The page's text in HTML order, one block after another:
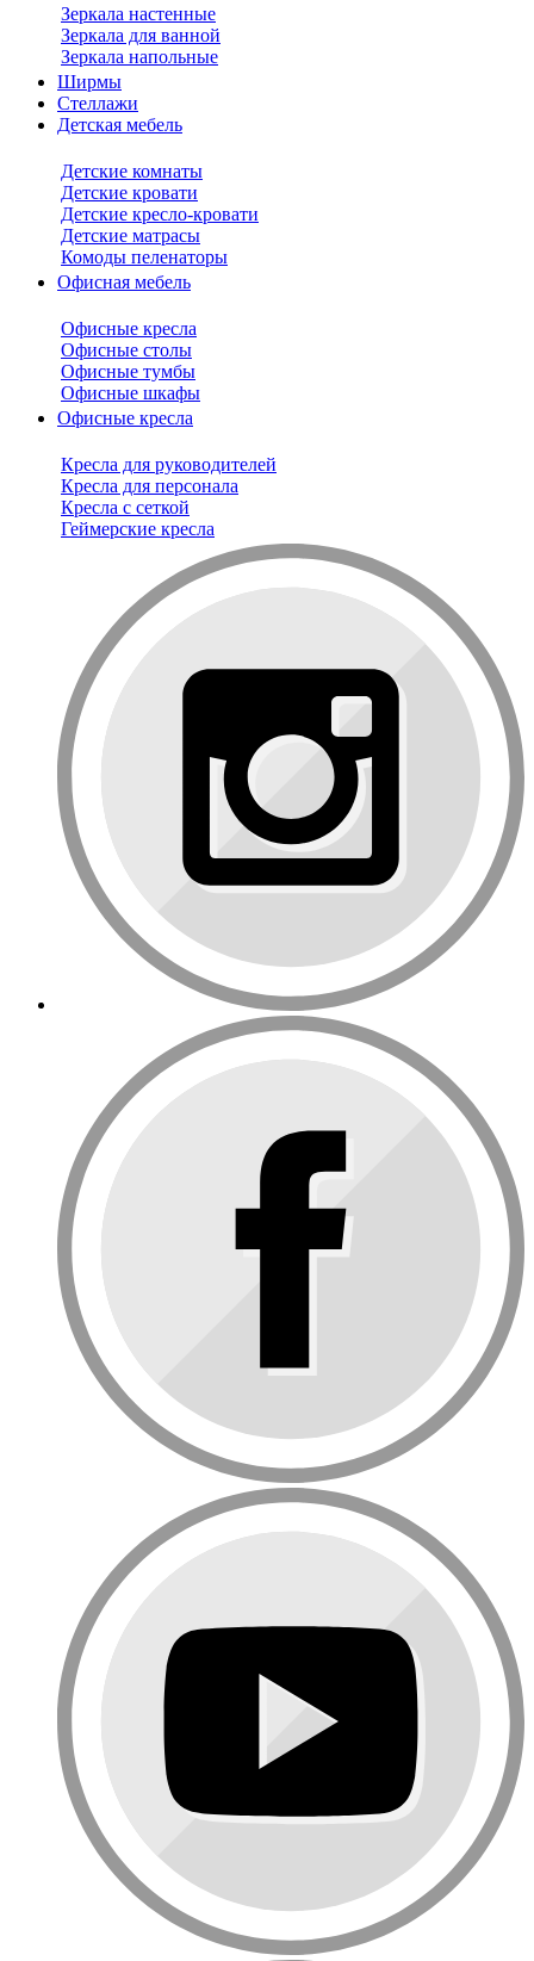
Зеркала настенные
Зеркала для ванной
Зеркала напольные
Ширмы
Стеллажи
Детская мебель
Детские комнаты
Детские кровати
Детские кресло-кровати
Детские матрасы
Комоды пеленаторы
Офисная мебель
Офисные кресла
Офисные столы
Офисные тумбы
Офисные шкафы
Офисные кресла
Кресла для руководителей
Кресла для персонала
Кресла с сеткой
Геймерские кресла